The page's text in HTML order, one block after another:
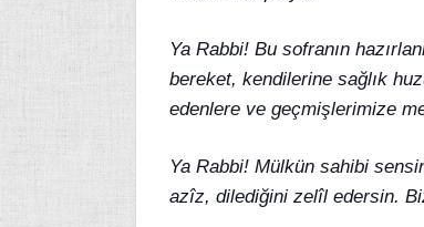
Ya Rabbi! Bu sofranın
bereket, kendilerine sağlık
edenlere ve geçmişlerimize
Ya Rabbi! Mülkün sahibi
azîz, dilediğini zelîl edersin.